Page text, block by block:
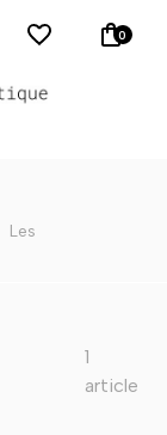
0
Les
1
article